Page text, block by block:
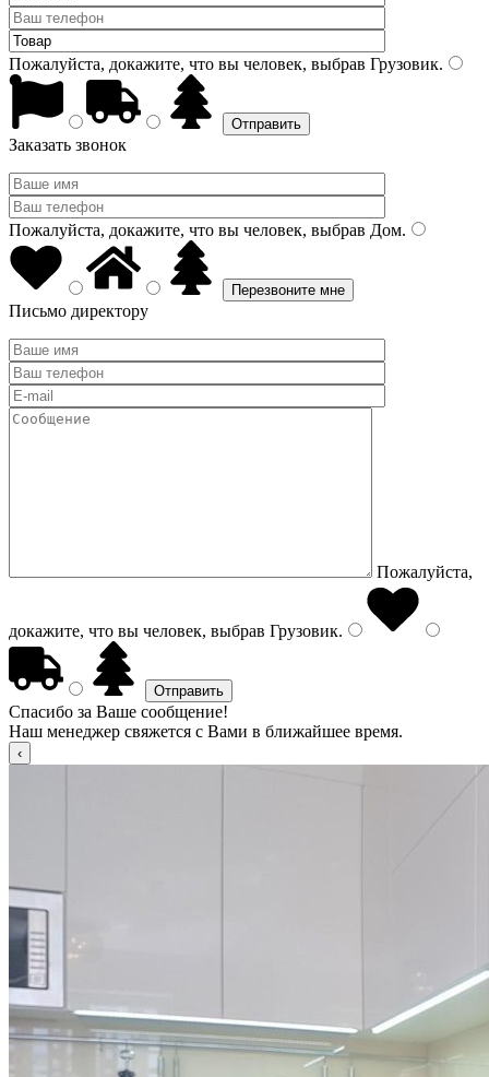
Пожалуйста, докажите, что вы человек, выбрав Грузовик.
Заказать звонок
Пожалуйста, докажите, что вы человек, выбрав Дом.
Письмо директору
Пожалуйста,
докажите, что вы человек, выбрав Грузовик.
Спасибо за Ваше сообщение!
Наш менеджер свяжется с Вами в ближайшее время.